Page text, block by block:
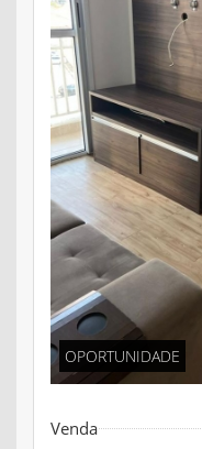
OPORTUNIDADE
Venda